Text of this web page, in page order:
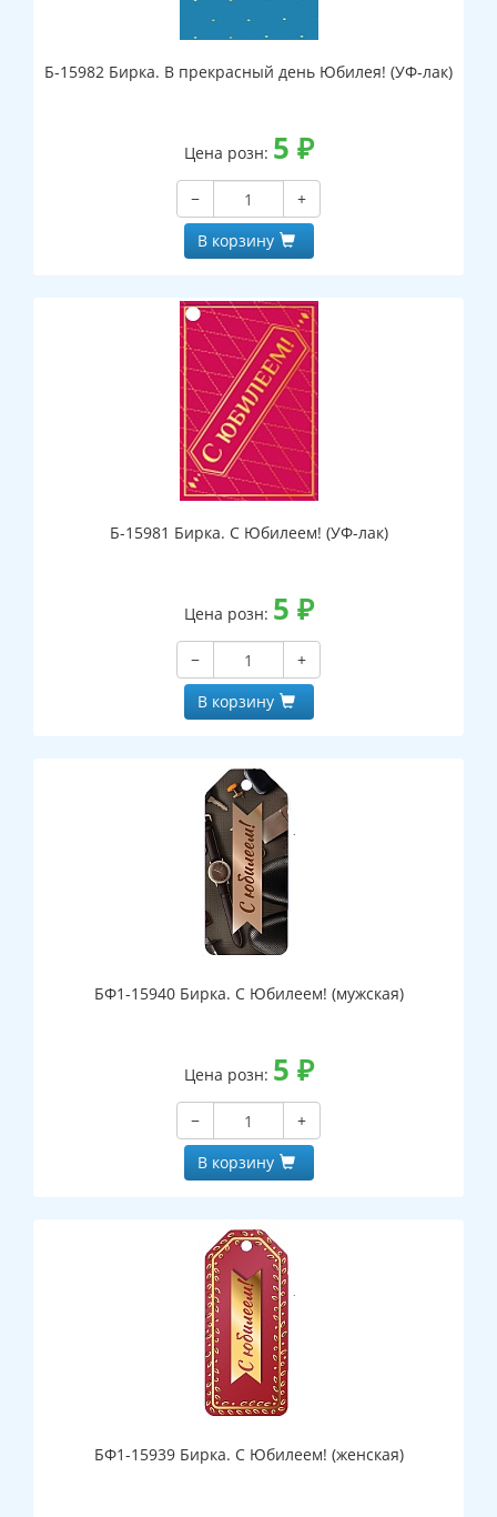
Б-15982 Бирка. В прекрасный день Юбилея! (УФ-лак)
Цена розн: 5 ₽
−
+
В корзину
Б-15981 Бирка. С Юбилеем! (УФ-лак)
Цена розн: 5 ₽
−
+
В корзину
БФ1-15940 Бирка. С Юбилеем! (мужская)
Цена розн: 5 ₽
−
+
В корзину
БФ1-15939 Бирка. С Юбилеем! (женская)